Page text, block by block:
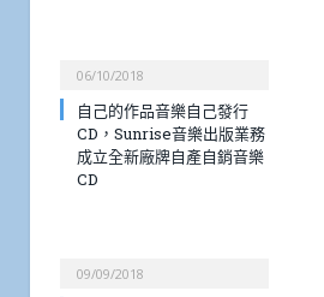
06/10/2018
自己的作品音樂自己發行
CD，Sunrise音樂出版業務
成立全新廠牌自產自銷音樂
CD
09/09/2018